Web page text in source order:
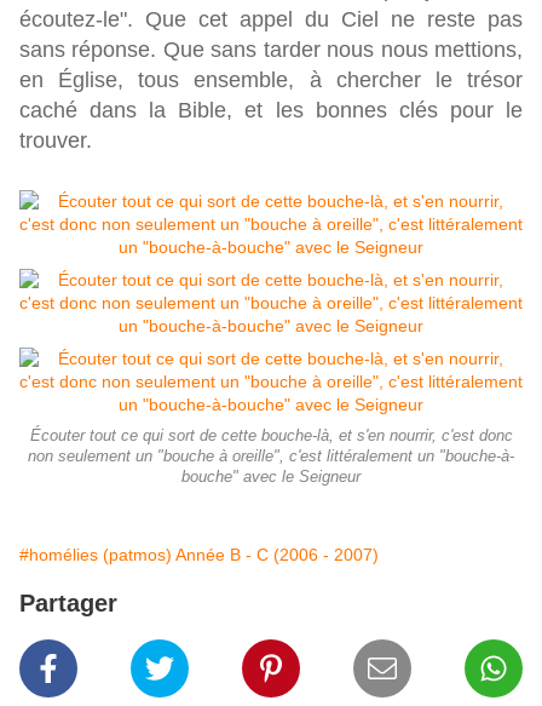
écoutez-le". Que cet appel du Ciel ne reste pas
sans réponse. Que sans tarder nous nous mettions,
en Église, tous ensemble, à chercher le trésor
caché dans la Bible, et les bonnes clés pour le
trouver.
Écouter tout ce qui sort de cette bouche-là, et s'en nourrir, c'est donc
non seulement un "bouche à oreille", c'est littéralement un "bouche-à-
bouche" avec le Seigneur
#homélies (patmos) Année B - C (2006 - 2007)
Partager